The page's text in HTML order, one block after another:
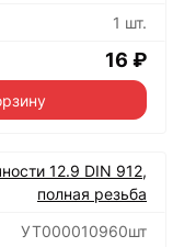
1 шт.
16 ₽
12.9 DIN 912,
полная резьба
УТ000010960шт